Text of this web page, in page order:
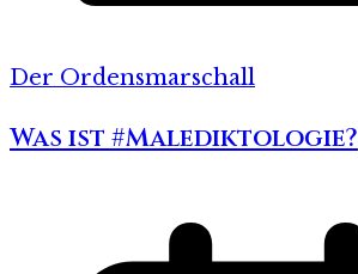
Der Ordensmarschall
Was ist #Malediktologie?